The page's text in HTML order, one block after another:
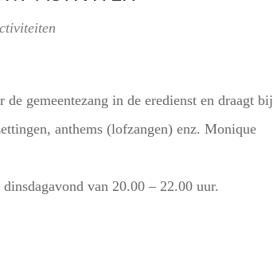
gemeentezang in de eredienst en draagt bij
anthems (lofzangen) enz. Monique
van 20.00 – 22.00 uur.